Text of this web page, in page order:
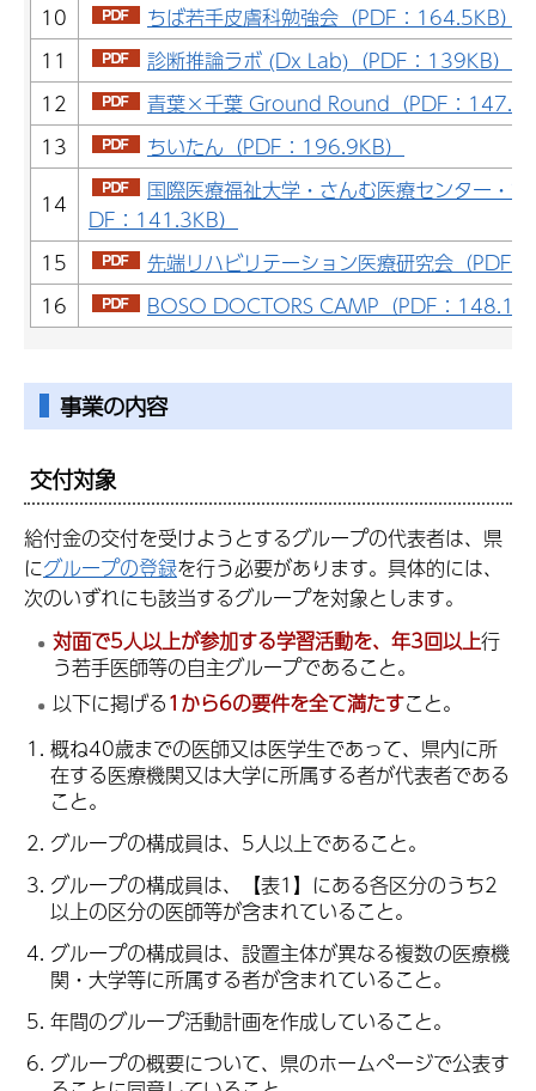
10
ちば若手皮膚科勉強会（PDF：164.5KB）
11
診断推論ラボ (Dx Lab)（PDF：139KB）
12
青葉×千葉 Ground Round（PDF：
13
ちいたん（PDF：196.9KB）
14
国際医療福祉大学・さんむ医療センター・
DF：141.3KB）
15
先端リハビリテーション医療研究会（PDF
16
BOSO DOCTORS CAMP（PDF：
事業の内容
交付対象
給付金の交付を受けようとするグループの代表者は、県
にグループの登録を行う必要があります。具体的には、
次のいずれにも該当するグループを対象とします。
対面で5人以上が参加する学習活動を、年3回以上行
う若手医師等の自主グループであること。
以下に掲げる1から6の要件を全て満たすこと。
概ね40歳までの医師又は医学生であって、県内に所
在する医療機関又は大学に所属する者が代表者である
こと。
グループの構成員は、5人以上であること。
グループの構成員は、【表1】にある各区分のうち2
以上の区分の医師等が含まれていること。
グループの構成員は、設置主体が異なる複数の医療機
関・大学等に所属する者が含まれていること。
年間のグループ活動計画を作成していること。
グループの概要について、県のホームページで公表す